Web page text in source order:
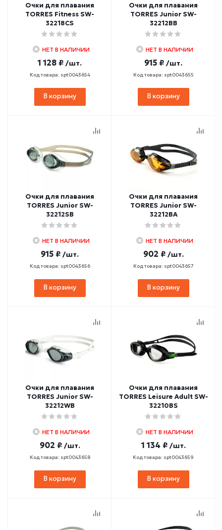
Очки для плавания
TORRES Fitness SW-
32218CS
НЕТ В НАЛИЧИИ
1 128 ₽ /шт.
Код товара: spt0043654
В корзину
Очки для плавания
TORRES Junior SW-
32212BB
НЕТ В НАЛИЧИИ
915 ₽ /шт.
Код товара: spt0043655
В корзину
Очки для плавания
TORRES Junior SW-
32212SB
НЕТ В НАЛИЧИИ
915 ₽ /шт.
Код товара: spt0043656
В корзину
Очки для плавания
TORRES Junior SW-
32212BA
НЕТ В НАЛИЧИИ
902 ₽ /шт.
Код товара: spt0043657
В корзину
Очки для плавания
TORRES Junior SW-
32212WB
НЕТ В НАЛИЧИИ
902 ₽ /шт.
Код товара: spt0043658
В корзину
Очки для плавания
TORRES Leisure Adult SW-
32210BS
НЕТ В НАЛИЧИИ
1 134 ₽ /шт.
Код товара: spt0043659
В корзину